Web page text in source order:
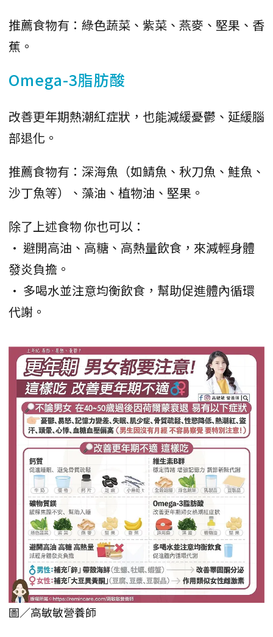
推薦食物有：綠色蔬菜、紫菜、燕麥、堅果、香
蕉。
Omega-3脂肪酸
改善更年期熱潮紅症狀，也能減緩憂鬱、延緩腦
部退化。
推薦食物有：深海魚（如鯖魚、秋刀魚、鮭魚、
沙丁魚等）、藻油、植物油、堅果。
除了上述食物 你也可以：
• 避開高油、高糖、高熱量飲食，來減輕身體
發炎負擔。
• 多喝水並注意均衡飲食，幫助促進體內循環
代謝。
圖／高敏敏營養師